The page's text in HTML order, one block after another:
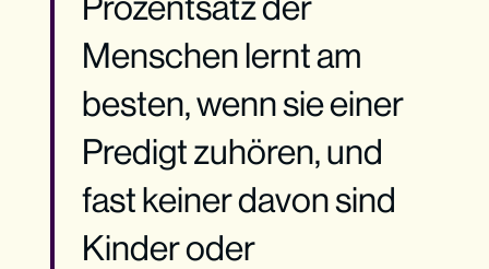
Menschen lernt am
besten, wenn sie einer
Predigt zuhören, und
fast keiner davon sind
Kinder oder